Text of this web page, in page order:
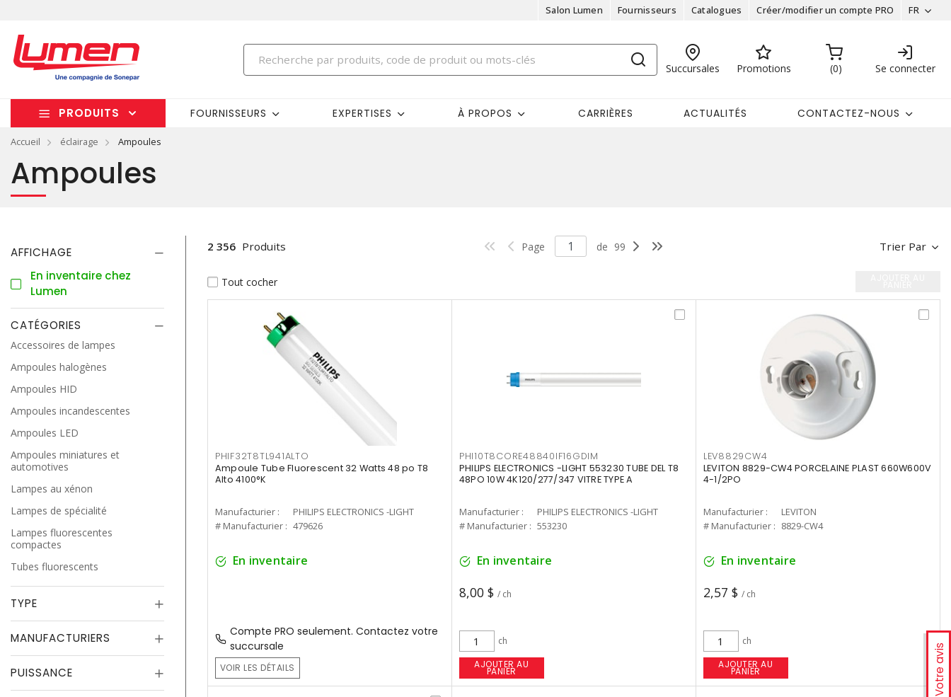
Salon Lumen Fournisseurs Catalogues Créer/modifier un compte PRO FR
Succursales Promotions 0 Se connecter
PRODUITS FOURNISSEURS EXPERTISES À PROPOS CARRIÈRES ACTUALITÉS CONTACTEZ-NOUS
Accueil éclairage Ampoules
Votre avis
Ampoules
AFFICHAGE
En inventaire chez
Lumen
CATÉGORIES
Accessoires de lampes
Ampoules halogènes
Ampoules HID
Ampoules incandescentes
Ampoules LED
Ampoules miniatures et
automotives
Lampes au xénon
Lampes de spécialité
Lampes fluorescentes
compactes
Tubes fluorescents
TYPE
MANUFACTURIERS
PUISSANCE
Trier Par
2 356 Produits Page de 99
Tout cocher
PHIF32T8TL941ALTO
Ampoule Tube Fluorescent 32 Watts 48 po T8
Alto 4100°K
Manufacturier :
PHILIPS ELECTRONICS -LIGHT
# Manufacturier : 479626
En inventaire
Compte PRO seulement. Contactez votre
succursale
VOIR LES DÉTAILS
PHI10T8CORE48840IF16GDIM
PHILIPS ELECTRONICS -LIGHT 553230 TUBE DEL T8
48PO 10W 4K120/277/347 VITRE TYPE A
Manufacturier :
PHILIPS ELECTRONICS -LIGHT
# Manufacturier : 553230
En inventaire
8,00 $ / ch
ch
AJOUTER AU
PANIER
LEV8829CW4
LEVITON 8829-CW4 PORCELAINE PLAST 660W600V
4-1/2PO
Manufacturier :
LEVITON
# Manufacturier : 8829-CW4
En inventaire
2,57 $ / ch
ch
AJOUTER AU
PANIER